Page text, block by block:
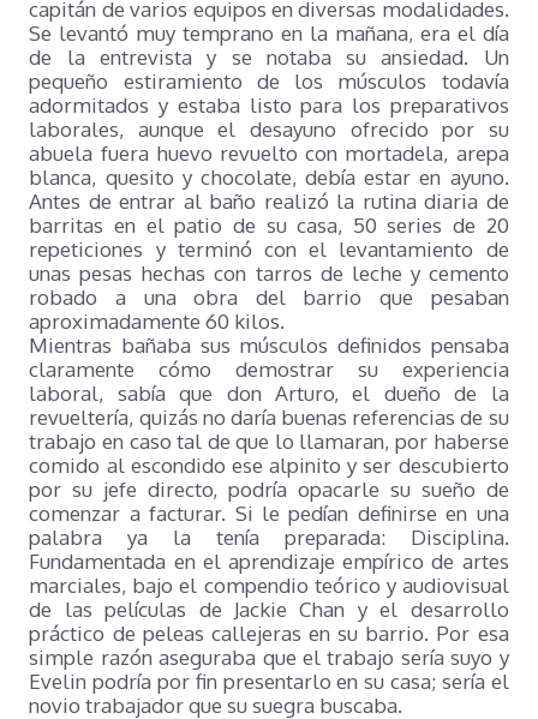
capitán de varios equipos en diversas modalidades.
Se levantó muy temprano en la mañana, era el día
de la entrevista y se notaba su ansiedad. Un
pequeño estiramiento de los músculos todavía
adormitados y estaba listo para los preparativos
laborales, aunque el desayuno ofrecido por su
abuela fuera huevo revuelto con mortadela, arepa
blanca, quesito y chocolate, debía estar en ayuno.
Antes de entrar al baño realizó la rutina diaria de
barritas en el patio de su casa, 50 series de 20
repeticiones y terminó con el levantamiento de
unas pesas hechas con tarros de leche y cemento
robado a una obra del barrio que pesaban
aproximadamente 60 kilos.
Mientras bañaba sus músculos definidos pensaba
claramente cómo demostrar su experiencia
laboral, sabía que don Arturo, el dueño de la
revueltería, quizás no daría buenas referencias de su
trabajo en caso tal de que lo llamaran, por haberse
comido al escondido ese alpinito y ser descubierto
por su jefe directo, podría opacarle su sueño de
comenzar a facturar. Si le pedían definirse en una
palabra ya la tenía preparada: Disciplina.
Fundamentada en el aprendizaje empírico de artes
marciales, bajo el compendio teórico y audiovisual
de las películas de Jackie Chan y el desarrollo
práctico de peleas callejeras en su barrio. Por esa
simple razón aseguraba que el trabajo sería suyo y
Evelin podría por fin presentarlo en su casa; sería el
novio trabajador que su suegra buscaba.